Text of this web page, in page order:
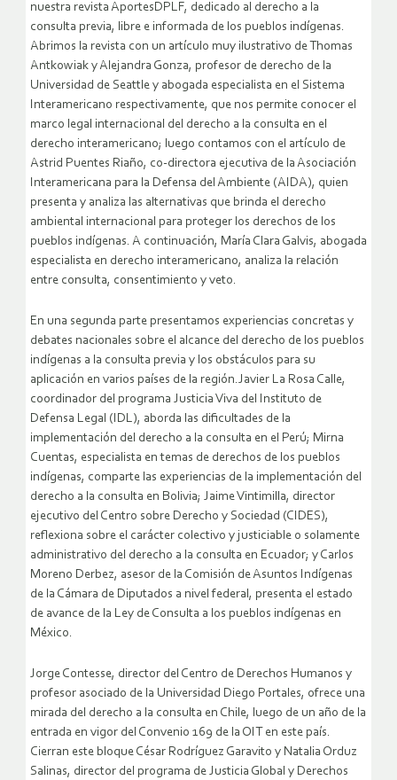
nuestra revista AportesDPLF, dedicado al derecho a la
consulta previa, libre e informada de los pueblos indígenas.
Abrimos la revista con un artículo muy ilustrativo de Thomas
Antkowiak y Alejandra Gonza, profesor de derecho de la
Universidad de Seattle y abogada especialista en el Sistema
Interamericano respectivamente, que nos permite conocer el
marco legal internacional del derecho a la consulta en el
derecho interamericano; luego contamos con el artículo de
Astrid Puentes Riaño, co-directora ejecutiva de la Asociación
Interamericana para la Defensa del Ambiente (AIDA), quien
presenta y analiza las alternativas que brinda el derecho
ambiental internacional para proteger los derechos de los
pueblos indígenas. A continuación, María Clara Galvis, abogada
especialista en derecho interamericano, analiza la relación
entre consulta, consentimiento y veto.
En una segunda parte presentamos experiencias concretas y
debates nacionales sobre el alcance del derecho de los pueblos
indígenas a la consulta previa y los obstáculos para su
aplicación en varios países de la región.Javier La Rosa Calle,
coordinador del programa Justicia Viva del Instituto de
Defensa Legal (IDL), aborda las dificultades de la
implementación del derecho a la consulta en el Perú; Mirna
Cuentas, especialista en temas de derechos de los pueblos
indígenas, comparte las experiencias de la implementación del
derecho a la consulta en Bolivia; Jaime Vintimilla, director
ejecutivo del Centro sobre Derecho y Sociedad (CIDES),
reflexiona sobre el carácter colectivo y justiciable o solamente
administrativo del derecho a la consulta en Ecuador; y Carlos
Moreno Derbez, asesor de la Comisión de Asuntos Indígenas
de la Cámara de Diputados a nivel federal, presenta el estado
de avance de la Ley de Consulta a los pueblos indígenas en
México.
Jorge Contesse, director del Centro de Derechos Humanos y
profesor asociado de la Universidad Diego Portales, ofrece una
mirada del derecho a la consulta en Chile, luego de un año de la
entrada en vigor del Convenio 169 de la OIT en este país.
Cierran este bloque César Rodríguez Garavito y Natalia Orduz
Salinas, director del programa de Justicia Global y Derechos